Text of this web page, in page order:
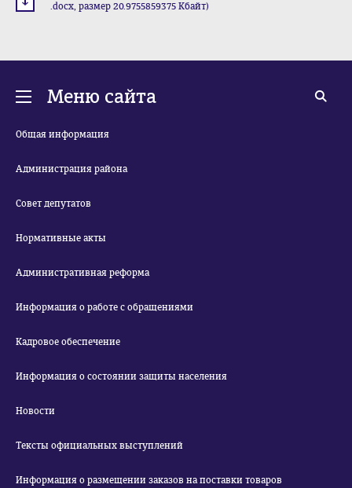
.docx, размер 20.9755859375 Кбайт)
Меню сайта
Общая информация
Администрация района
Совет депутатов
Нормативные акты
Административная реформа
Информация о работе с обращениями
Кадровое обеспечение
Информация о состоянии защиты населения
Новости
Тексты официальных выступлений
Информация о размещении заказов на поставки товаров